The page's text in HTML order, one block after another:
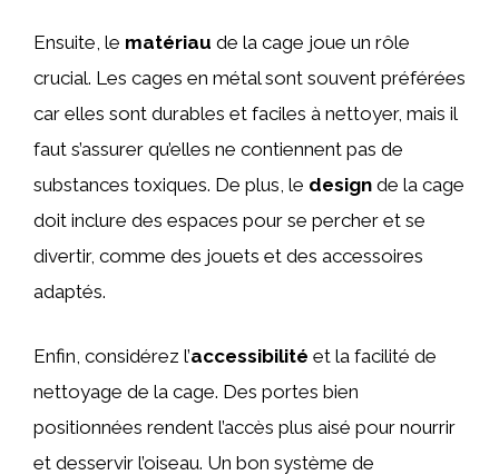
Ensuite, le matériau de la cage joue un rôle
crucial. Les cages en métal sont souvent préférées
car elles sont durables et faciles à nettoyer, mais il
faut s’assurer qu’elles ne contiennent pas de
substances toxiques. De plus, le design de la cage
doit inclure des espaces pour se percher et se
divertir, comme des jouets et des accessoires
adaptés.
Enfin, considérez l’accessibilité et la facilité de
nettoyage de la cage. Des portes bien
positionnées rendent l’accès plus aisé pour nourrir
et desservir l’oiseau. Un bon système de